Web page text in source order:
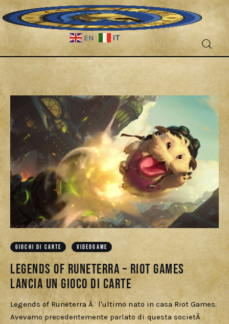
EN IT
Fantascienza
Fantasy
Games
Recensioni
Libri e fumetti
Cercatori
Download
GIOCHI DI CARTE VIDEOGAME
Legends of Runeterra – Riot Games
lancia un gioco di carte
Legends of Runeterra Ã¨ l'ultimo nato in casa Riot Games.
Avevamo precedentemente parlato di questa societÃ